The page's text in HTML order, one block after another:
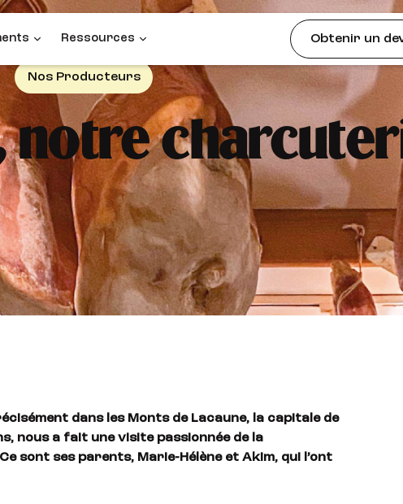
Ressources Obtenir un
Nos Producteurs
notre
dans les Monts de Lacaune, la capitale de
nous a fait une visite passionnée de la
sont ses parents, Marie-Hélène et Akim, qui l’ont